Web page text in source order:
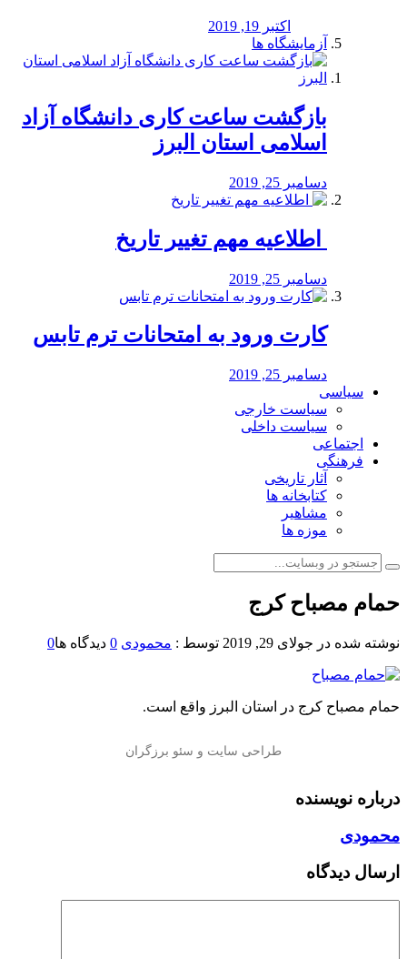
اکتبر 19, 2019
آزمایشگاه ها
بازگشت ساعت کاری دانشگاه آزاد
اسلامی استان البرز
دسامبر 25, 2019
️ اطلاعیه مهم تغییر تاریخ
دسامبر 25, 2019
کارت ورود به امتحانات ترم تابس
دسامبر 25, 2019
سیاسی
سیاست خارجی
سیاست داخلی
اجتماعی
فرهنگی
آثار تاریخی
کتابخانه ها
مشاهیر
موزه ها
حمام مصباح کرج
نوشته شده در جولای 29, 2019 توسط : محمودی 0 دیدگاه ها0
حمام مصباح کرج در استان البرز واقع است.
درباره نویسنده
محمودی
ارسال دیدگاه